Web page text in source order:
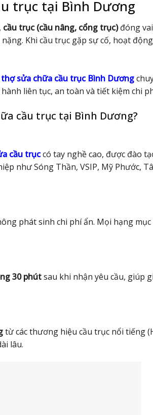
trục tại Bình Dương
, cầu trục (cầu nâng, cổng trục)đóng
Khi cầu trục gặp sự cố, hoạt
sửa chữa cầu trục Bình Dương
liên tục, an toàn và tiết kiệm chi
cầu trục tại Bình Dương?
cầu trụccó tay nghề cao, được đào
như Sóng Thần, VSIP, Mỹ Phước,
phát sinh chi phí ẩn. Mọi hạng mục
30 phútsau khi nhận yêu cầu, giúp
từ các thương hiệu cầu trục nổi tiếng
lâu.